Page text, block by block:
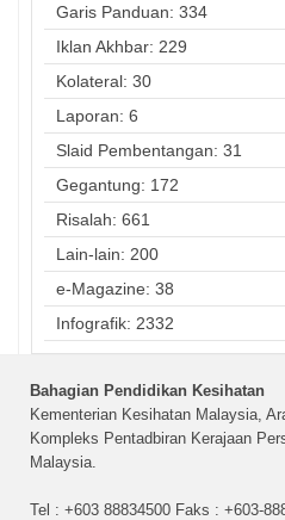
Garis Panduan: 334
Iklan Akhbar: 229
Kolateral: 30
Laporan: 6
Slaid Pembentangan: 31
Gegantung: 172
Risalah: 661
Lain-lain: 200
e-Magazine: 38
Infografik: 2332
Bahagian Pendidikan Kesihatan
Kementerian Kesihatan Malaysia,
Kompleks Pentadbiran Kerajaan
Malaysia.
Tel : +603 88834500 Faks : +603-